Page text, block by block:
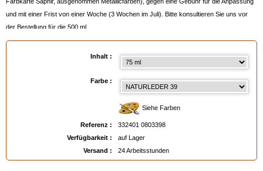
und mit einer Frist von einer Woche (3 Wochen im Juli). Bitte konsultieren Sie uns vor
der Bestellung für die 500 ml.
Anmerkung:
- Berechnen Sie ca. 1 Flasche à 75 ml für eine kleine kurze Jacke.
- Bei sehr trockenem Leder sollten Sie es vorher mit der untenstehenden
- falls nötig, vorher mit dem FleckenentfernerHussard Sprayentfetten und immer
Regenerier-Reinigungsseife AVELreinigen.
entfernt werden.
( Für die Farbauswahl bitte auf die untenstehende Farbpalette klicken, oder das
Inhalt :
Farbe :
Siehe Farben
Referenz :
332401 0803398
Verfügbarkeit :
auf Lager
Versand :
24 Arbeitsstunden